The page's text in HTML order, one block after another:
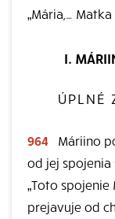
„Mária,…
I.
ÚPLNÉ
964
Máriino
od jej spojenia
„Toto
prejavuje od